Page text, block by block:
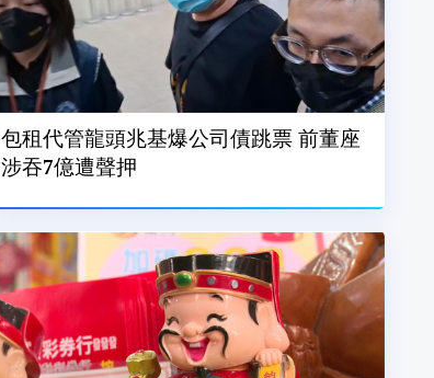
包租代管龍頭兆基爆公司債跳票 前董座
涉吞7億遭聲押